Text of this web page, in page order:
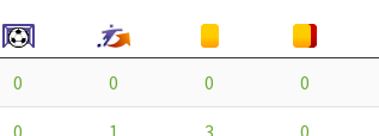
0 0 0 0
0 1 3 0